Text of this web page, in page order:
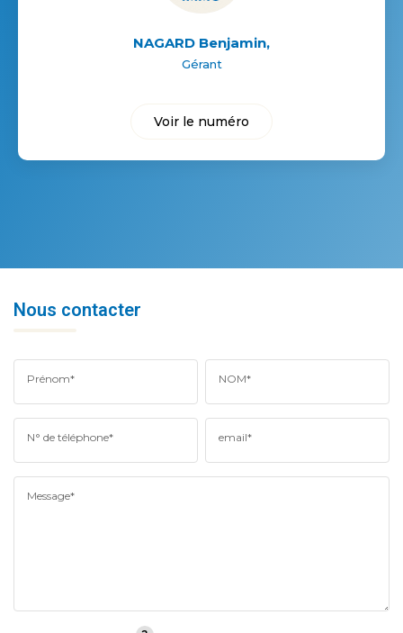
NAGARD Benjamin,
Gérant
Voir le numéro
Nous contacter
Prénom* NOM*
N° de téléphone* email*
Message*